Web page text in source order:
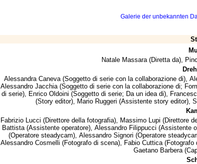
Galerie der unbekannten
Natale Massara(Diretta da),
Alessandra Caneva(Soggetto di serie con la collaborazione di),
Alessandro Jacchia(Soggetto di serie con la collaborazione di;
di serie), Enrico Oldoini (Soggetto di serie; Da un idea di),
(Story editor), Mario Ruggeri (Assistente story editor),
Fabrizio Lucci (Direttore della fotografia), Massimo Lupi (Direttore
Battista(Assistente operatore), Alessandro Filippucci (Assistente
(Operatore steadycam), Alessandro Signori (Operatore
Alessandro Cosmelli (Fotografo di scena), Fabio Cuttica(Fotografo
Gaetano Barbera